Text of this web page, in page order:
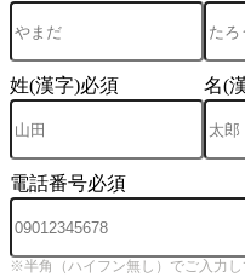
姓(漢字)必須 名(
電話番号必須
※半角（ハイフン無し）でご入力し